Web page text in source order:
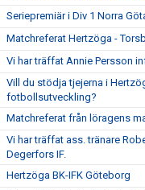
Seriepremiär i Div 1 Norra
Matchreferat Hertzöga -
Vi har träffat Annie Persson
Vill du stödja tjejerna i
fotbollsutveckling?
Matchreferat från löragens
Vi har träffat ass. tränare
Degerfors IF.
Hertzöga BK-IFK Göteborg